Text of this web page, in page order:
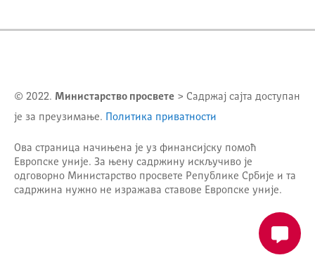
© 2022. Министарство просвете > Садржај сајта доступан
је за преузимање. Политика приватности
Ова страница начињена је уз финансијску помоћ
Европске уније. За њену садржину искључиво је
одговорно Министарство просвете Републике Србије и та
садржина нужно не изражава ставове Европске уније.